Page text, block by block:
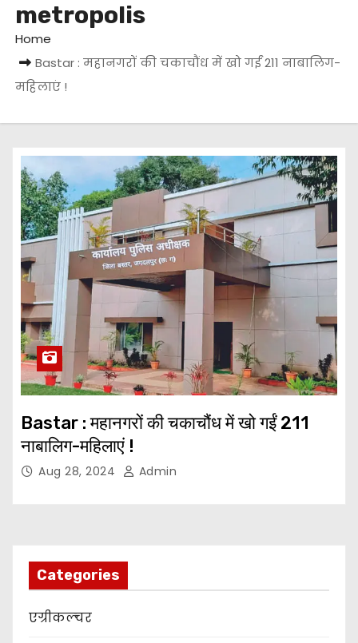
metropolis
Home
Bastar : महानगरों की चकाचौंध में खो गईं 211 नाबालिग-
महिलाएं !
Bastar : महानगरों की चकाचौंध में खो गईं 211
नाबालिग-महिलाएं !
Aug 28, 2024 Admin
Categories
एग्रीकल्चर